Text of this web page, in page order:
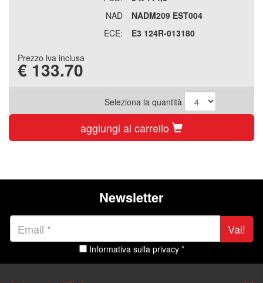
NAD
NADM209 EST004
ECE:
E3 124R-013180
Prezzo iva inclusa
€ 133.70
Seleziona la quantità
aggiungi al carrello
Newsletter
Vai!
Informativa sulla privacy *